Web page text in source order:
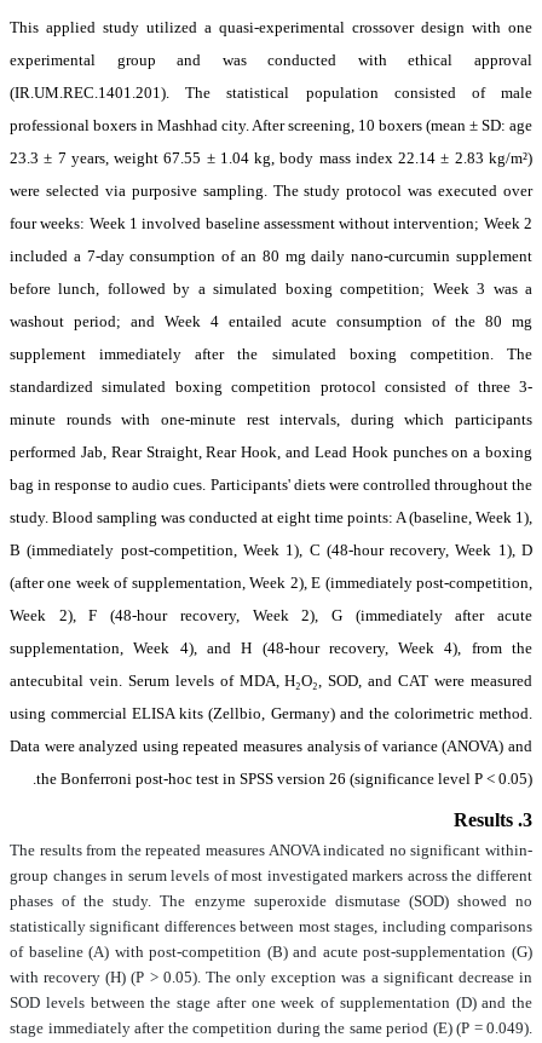
This applied study utilized a quasi-experimental crossover design with one
experimental group and was conducted with ethical approval
(IR.UM.REC.1401.201). The statistical population consisted of male
professional boxers in Mashhad city. After screening, 10 boxers (mean ± SD: age
23.3 ± 7 years, weight 67.55 ± 1.04 kg, body mass index 22.14 ± 2.83 kg/m²)
were selected via purposive sampling. The study protocol was executed over
four weeks: Week 1 involved baseline assessment without intervention; Week 2
included a 7-day consumption of an 80 mg daily nano-curcumin supplement
before lunch, followed by a simulated boxing competition; Week 3 was a
washout period; and Week 4 entailed acute consumption of the 80 mg
supplement immediately after the simulated boxing competition. The
standardized simulated boxing competition protocol consisted of three 3-
minute rounds with one-minute rest intervals, during which participants
performed Jab, Rear Straight, Rear Hook, and Lead Hook punches on a boxing
bag in response to audio cues. Participants' diets were controlled throughout the
study. Blood sampling was conducted at eight time points: A (baseline, Week 1),
B (immediately post-competition, Week 1), C (48-hour recovery, Week 1), D
(after one week of supplementation, Week 2), E (immediately post-competition,
Week 2), F (48-hour recovery, Week 2), G (immediately after acute
supplementation, Week 4), and H (48-hour recovery, Week 4), from the
antecubital vein. Serum levels of MDA, H₂O₂, SOD, and CAT were measured
using commercial ELISA kits (Zellbio, Germany) and the colorimetric method.
Data were analyzed using repeated measures analysis of variance (ANOVA) and
the Bonferroni post-hoc test in SPSS version 26 (significance level P < 0.05).
3. Results
The results from the repeated measures ANOVA indicated no significant within-
group changes in serum levels of most investigated markers across the different
phases of the study. The enzyme superoxide dismutase (SOD) showed no
statistically significant differences between most stages, including comparisons
of baseline (A) with post-competition (B) and acute post-supplementation (G)
with recovery (H) (P > 0.05). The only exception was a significant decrease in
SOD levels between the stage after one week of supplementation (D) and the
stage immediately after the competition during the same period (E) (P = 0.049).